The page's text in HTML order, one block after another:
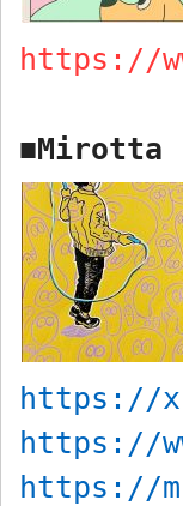
https://
■Mirotta
https://
https://
https://